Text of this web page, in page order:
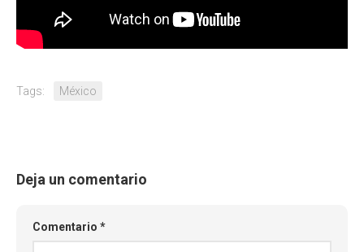
Tags: México
Deja un comentario
Comentario *